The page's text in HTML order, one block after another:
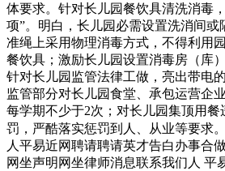
体要求。针对长儿园餐饮具清洗消毒
项”。明白，长儿园必需设置洗消间
准绳上采用物理消毒方式，不得利用
餐饮具；激励长儿园设置消毒房（库
针对长儿园监管法律工做，亮出带电
监管部分对长儿园食堂、承包运营企
每学期不少于2次；对长儿园集顶用
罚，严酷落实惩罚到人、从业等要求。
人平易近网聘请聘请英才告白办事合
网坐声明网坐律师消息联系我们人 平